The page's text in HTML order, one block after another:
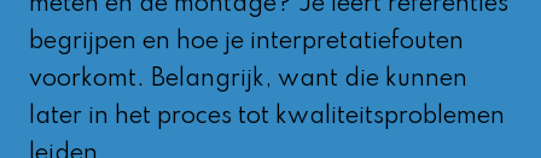
begrijpen en hoe je interpretatiefouten
voorkomt. Belangrijk, want die kunnen
later in het proces tot kwaliteitsproblemen